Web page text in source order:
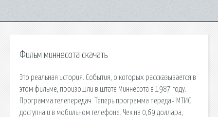
Фильм миннесота скачать
Это реальная история. События, о которых рассказывается в
этом фильме, произошли в штате Миннесота в 1987 году.
Программа телепередач. Теперь программа передач МТИС
доступна и в мобильном телефоне. Чек на 0,69 доллара,